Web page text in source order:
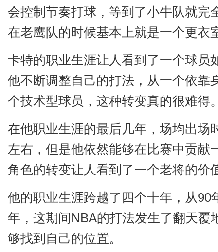
会控制节奏打球，等到了小牛队就完
在老鹰队的时候基本上就是一个更衣
卡特的职业生涯让人看到了一个球员
他不断调整自己的打法，从一个依靠
个技术型球员，这种转变真的很难得
在他职业生涯的最后几年，场均出场
左右，但是他依然能够在比赛中贡献
角色的转变让人看到了一个老将的价
他的职业生涯跨越了四个十年，从90
年，这期间NBA的打法发生了翻天覆
够找到自己的位置。